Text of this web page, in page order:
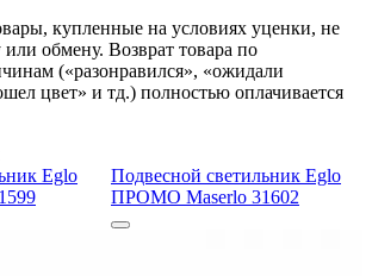
купленные на условиях уценки, не
или обмену. Возврат товара по
(«разонравился», «ожидали
цвет» и тд.) полностью оплачивается
Eglo
Подвесной светильник Eglo
ПРОМО Maserlo 31602